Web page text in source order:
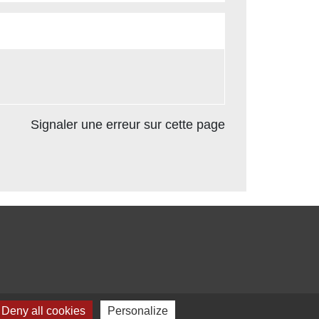
Signaler une erreur sur cette page
Deny all cookies Personalize